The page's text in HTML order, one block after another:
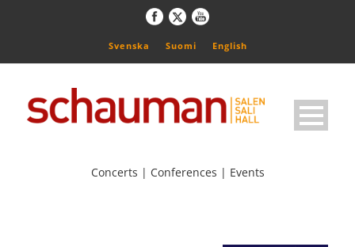
Svenska Suomi English
Concerts | Conferences | Events